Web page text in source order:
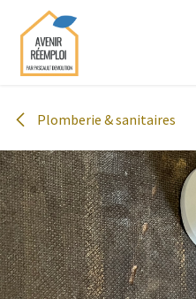
Se rendre au contenu
Plomberie & sanitaires